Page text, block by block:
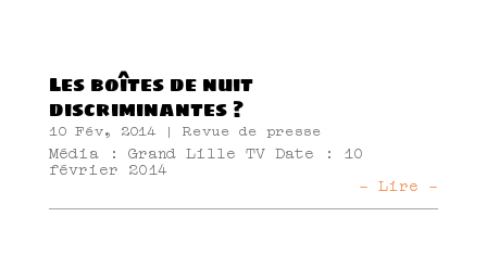
Les boîtes de nuit
discriminantes ?
10 Fév, 2014 | Revue de presse
Média : Grand Lille TV Date : 10
février 2014
- Lire -